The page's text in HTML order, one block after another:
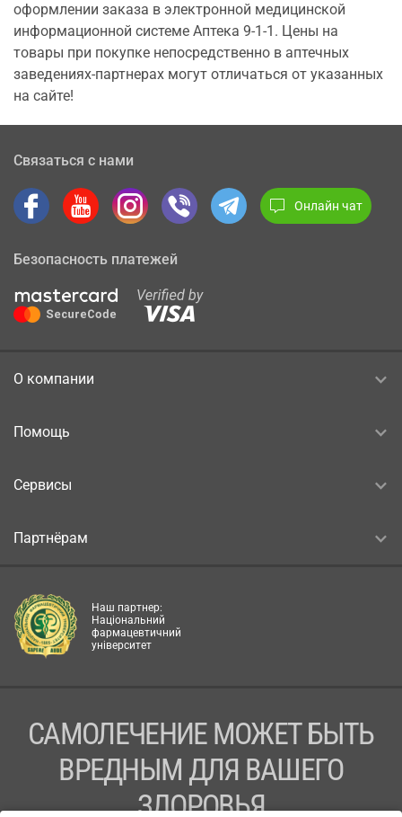
оформлении заказа в электронной медицинской
информационной системе Аптека 9-1-1. Цены на
товары при покупке непосредственно в аптечных
заведениях-партнерах могут отличаться от указанных
на сайте!
Связаться с нами
Онлайн чат
Безопасность платежей
О компании
Помощь
Сервисы
Партнёрам
Наш партнер:
Національний
фармацевтичний
університет
САМОЛЕЧЕНИЕ МОЖЕТ БЫТЬ
ВРЕДНЫМ ДЛЯ ВАШЕГО
ЗДОРОВЬЯ